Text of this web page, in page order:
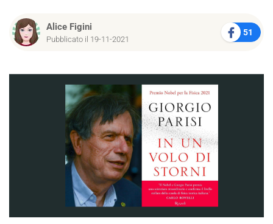
Alice Figini
Pubblicato il 19-11-2021
51